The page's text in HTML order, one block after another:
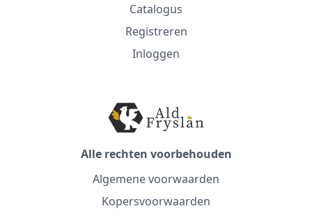
Catalogus
Registreren
Inloggen
Alle rechten voorbehouden
Algemene voorwaarden
Kopersvoorwaarden